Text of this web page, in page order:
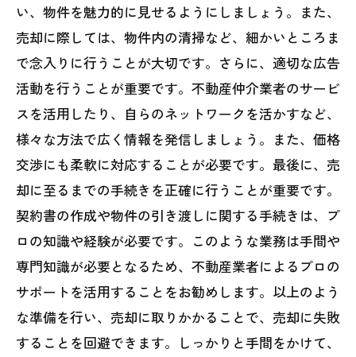
い、物件を魅力的に見せるようにしましょう。また、
売却に際しては、物件内の清掃など、細かいところま
で念入りに行うことが大切です。さらに、適切な広告
活動を行うことが重要です。不動産仲介業者のサービ
スを活用したり、自らのネットワークを活かすなど、
様々な方法で広く情報を発信しましょう。また、価格
交渉にも柔軟に対応することが必要です。最後に、売
却に至るまでの手続きを正確に行うことが重要です。
契約書の作成や物件の引き渡しに関する手続きは、プ
ロの知識や経験が必要です。このような業務は手間や
専門知識が必要となるため、不動産業者によるプロの
サポートを活用することをお勧めします。以上のよう
な準備を行い、売却に取りかかることで、売却に失敗
することを回避できます。しっかりと手間をかけて、